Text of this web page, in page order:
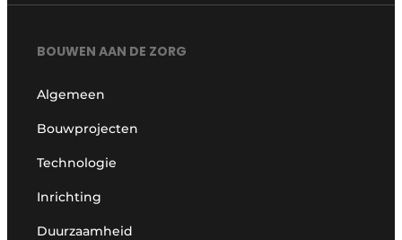
BOUWEN AAN DE ZORG
Algemeen
Bouwprojecten
Technologie
Inrichting
Duurzaamheid